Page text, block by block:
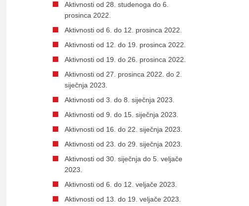
Aktivnosti od 28. studenoga do 6.
prosinca 2022.
Aktivnosti od 6. do 12. prosinca 2022.
Aktivnosti od 12. do 19. prosinca 2022.
Aktivnosti od 19. do 26. prosinca 2022.
Aktivnosti od 27. prosinca 2022. do 2.
siječnja 2023.
Aktivnosti od 3. do 8. siječnja 2023.
Aktivnosti od 9. do 15. siječnja 2023.
Aktivnosti od 16. do 22. siječnja 2023.
Aktivnosti od 23. do 29. siječnja 2023.
Aktivnosti od 30. siječnja do 5. veljače
2023.
Aktivnosti od 6. do 12. veljače 2023.
Aktivnosti od 13. do 19. veljače 2023.